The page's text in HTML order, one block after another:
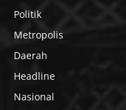
Politik
Metropolis
Daerah
Headline
Nasional